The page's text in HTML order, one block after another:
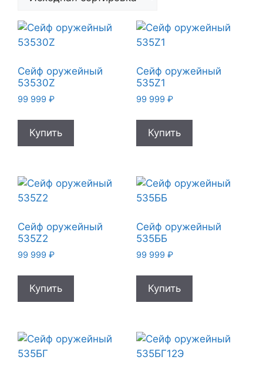
Сейф оружейный
53530Z
99 999 ₽
Купить
Сейф оружейный
535Z1
99 999 ₽
Купить
Сейф оружейный
535Z2
99 999 ₽
Купить
Сейф оружейный
535ББ
99 999 ₽
Купить